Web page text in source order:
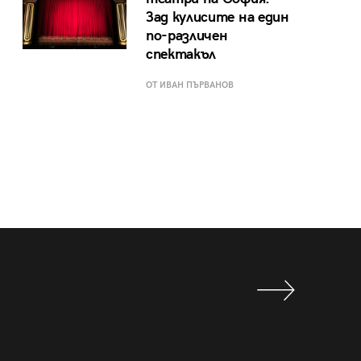
Зад кулисите на един
по-различен
спектакъл
ОТ ИВАН ПЪРВАНОВ